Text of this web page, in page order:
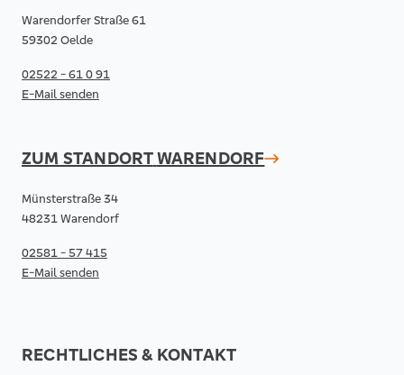
Warendorfer Straße 61
59302 Oelde
02522 - 61 0 91
E-Mail senden
ZUM STANDORTWARENDORF
Münsterstraße 34
48231 Warendorf
02581 - 57 415
E-Mail senden
RECHTLICHES & KONTAKT